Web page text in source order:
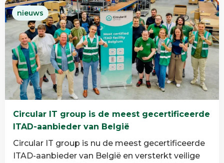
Lees
meer
over
Circular
IT
group
neemt
Digital
over
nieuws
Circular IT group is de meest gecertificeerde
ITAD-aanbieder van België
Circular IT group is nu de meest gecertificeerde
ITAD-aanbieder van België en versterkt veilige